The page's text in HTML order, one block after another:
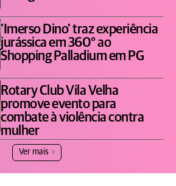
'Imerso Dino' traz experiência
jurássica em 360° ao
Shopping Palladium em PG
Rotary Club Vila Velha
promove evento para
combate à violência contra
mulher
Ver mais